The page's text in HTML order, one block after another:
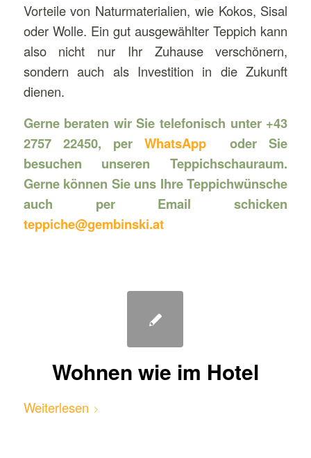
Vorteile von Naturmaterialien, wie Kokos, Sisal
oder Wolle. Ein gut ausgewählter Teppich kann
also nicht nur Ihr Zuhause verschönern,
sondern auch als Investition in die Zukunft
dienen.
Gerne beraten wir Sie telefonisch unter +43
2757 22450, per WhatsApp
oder Sie
besuchen unseren Teppichschauraum.
Gerne können Sie uns Ihre Teppichwünsche
auch per Email schicken
teppiche@gembinski.at
Wohnen wie im Hotel
Weiterlesen